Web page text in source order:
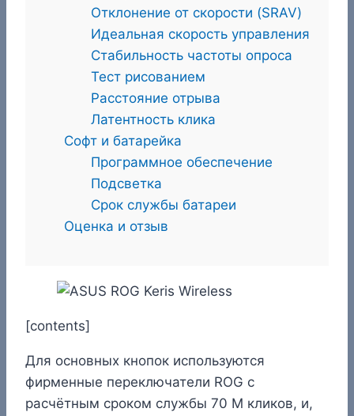
Отклонение от скорости (SRAV)
Идеальная скорость управления
Стабильность частоты опроса
Тест рисованием
Расстояние отрыва
Латентность клика
Софт и батарейка
Программное обеспечение
Подсветка
Срок службы батареи
Оценка и отзыв
[contents]
Для основных кнопок используются
фирменные переключатели ROG с
расчётным сроком службы 70 M кликов, и,